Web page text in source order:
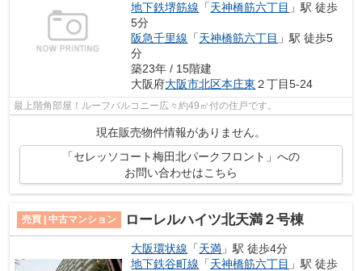
地下鉄堺筋線 「天神橋筋六丁目 」駅 徒歩
5分
阪急千里線 「天神橋筋六丁目 」駅 徒歩5
分
築23年 / 15階建
大阪府大阪市北区本庄東 ２丁目5-24
最上階角部屋！ルーフバルコニー広々約49㎡付の住戸です。
現在販売物件情報がありません。
「セレッソコート梅田北パークフロント」への
お問い合わせはこちら
売買 | 中古マンション ローレルハイツ北天満２号棟
大阪環状線 「天満 」駅 徒歩4分
地下鉄谷町線 「天神橋筋六丁目 」駅 徒歩